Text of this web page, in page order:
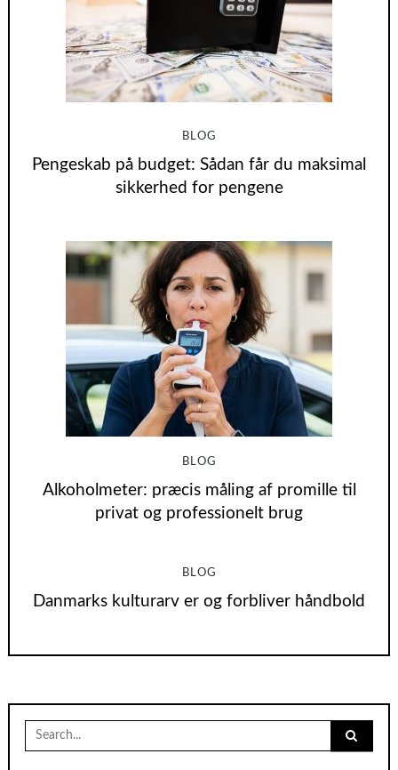
BLOG
Pengeskab på budget: Sådan får du maksimal
sikkerhed for pengene
BLOG
Alkoholmeter: præcis måling af promille til
privat og professionelt brug
BLOG
Danmarks kulturarv er og forbliver håndbold
Search
for: